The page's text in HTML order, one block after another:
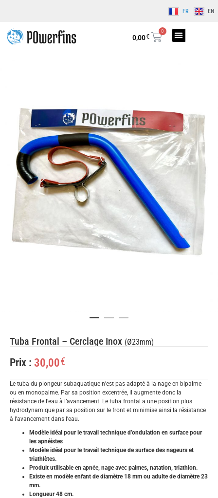
FR EN
0,00€
0
Tuba Frontal – Cerclage Inox (Ø23mm)
Prix : 30,00€
Le tuba du plongeur subaquatique n’est pas adapté à la nage en bipalme
ou en monopalme. Par sa position excentrée, il augmente donc la
résistance de l’eau à l’avancement. Le tuba frontal a une position plus
hydrodynamique par sa position sur le front et minimise ainsi la résistance
à l’avancement dans l’eau.
Modèle idéal pour le travail technique d’ondulation en surface pour
les apnéistes
Modèle idéal pour le travail technique de surface des nageurs et
triathlètes.
Produit utilisable en apnée, nage avec palmes, natation, triathlon.
Existe en modèle enfant de diamètre 18 mm ou adulte de diamètre 23
mm.
Longueur 48 cm.